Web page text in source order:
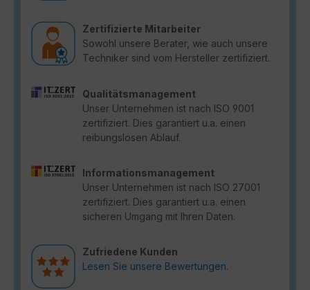
Zertifizierte Mitarbeiter
Sowohl unsere Berater, wie auch unsere
Techniker sind vom Hersteller zertifiziert.
Qualitätsmanagement
Unser Unternehmen ist nach ISO 9001
zertifiziert. Dies garantiert u.a. einen
reibungslosen Ablauf.
Informationsmanagement
Unser Unternehmen ist nach ISO 27001
zertifiziert. Dies garantiert u.a. einen
sicheren Umgang mit Ihren Daten.
Zufriedene Kunden
Lesen Sie unsere Bewertungen.